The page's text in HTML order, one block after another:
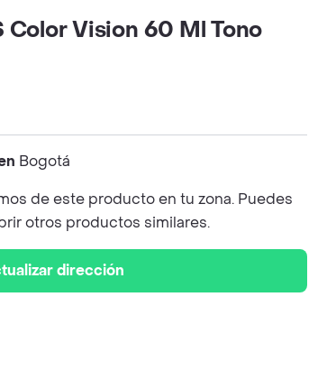
Color Vision 60 Ml Tono
Bogotá
de este producto en tu zona. Puedes
otros productos similares.
dirección